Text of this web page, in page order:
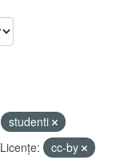
studenti
Licenţe:
cc-by